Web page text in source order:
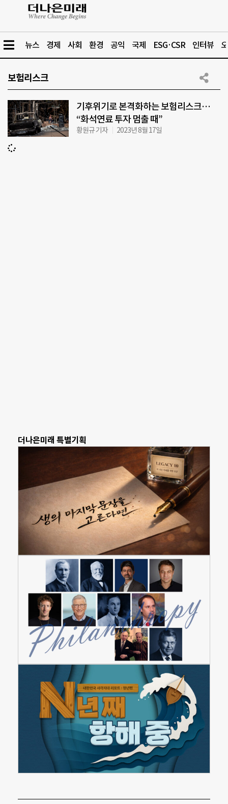
뉴스 경제 사회 환경 공익 국제 ESG·CSR 인터뷰
보험리스크
기후위기로 본격화하는 보험리스크…
“화석연료 투자 멈출 때”
황원규 기자 2023년 8월 17일
더나은미래 특별기획